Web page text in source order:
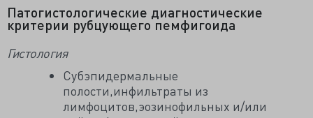
Патогистологические диагностические
критерии рубцующего пемфигоида
Гистология
Субэпидермальные
полости,инфильтраты из
лимфоцитов,эозинофильных и/или